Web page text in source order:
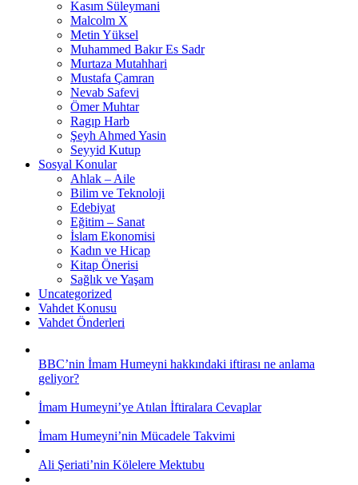
Kasım Süleymani
Malcolm X
Metin Yüksel
Muhammed Bakır Es Sadr
Murtaza Mutahhari
Mustafa Çamran
Nevab Safevi
Ömer Muhtar
Ragıp Harb
Şeyh Ahmed Yasin
Seyyid Kutup
Sosyal Konular
Ahlak – Aile
Bilim ve Teknoloji
Edebiyat
Eğitim – Sanat
İslam Ekonomisi
Kadın ve Hicap
Kitap Önerisi
Sağlık ve Yaşam
Uncategorized
Vahdet Konusu
Vahdet Önderleri
BBC’nin İmam Humeyni hakkındaki iftirası ne anlama
geliyor?
İmam Humeyni’ye Atılan İftiralara Cevaplar
İmam Humeyni’nin Mücadele Takvimi
Ali Şeriati’nin Kölelere Mektubu